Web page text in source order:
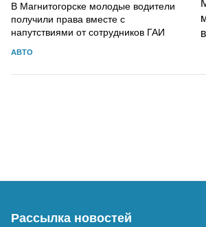
В Магнитогорске молодые водители
получили права вместе с
напутствиями от сотрудников ГАИ
АВТО
Рассылка новостей